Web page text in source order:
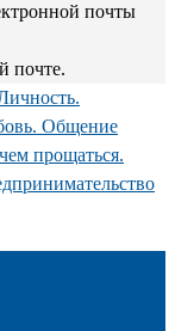
почты
почте.
прощаться.